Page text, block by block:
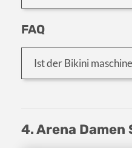
FAQ
Ist der Bikini
4. Arena Damen